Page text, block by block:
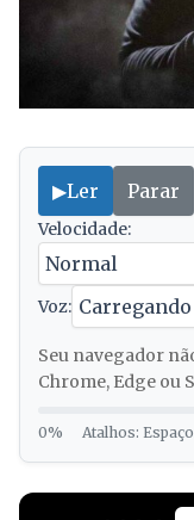
▶Ler Parar
Velocidade:
Voz:
Seu navegador
Chrome, Edge ou
0% Atalhos: